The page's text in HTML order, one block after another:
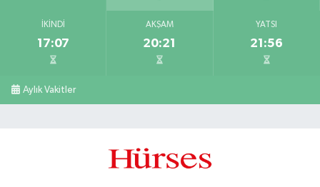
İKINDI
17:07
AKŞAM
20:21
YATSI
21:56
Aylık Vakitler